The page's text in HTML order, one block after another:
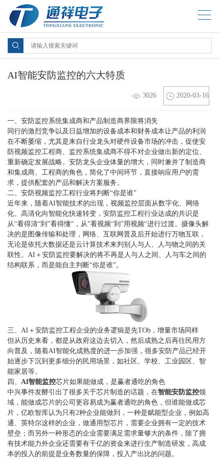
AI智能安防监控的六大特质
3026 2020-03-16
一、安防监控系统集成商和产品制造商界限将消失
同行的激烈竞争以及日益增加的设备成本和财务成本让产品的利润
在不断萎缩，尤其是来自行业龙头对硬件设备市场的冲击，促使安
防视频监控工程商、监控系统集成商不得不对企业做出新的定位、
重新确定发展战略。安防龙头企业体量的增大，同时兼并了制造商
和集成商、工程商的角色，简化了中间环节，直接响应用户的需
求，提供配套的产品和解决方案服务。
二、安防视频监控工程行业将判断“你是谁”
近年来，随着AI智能技术的出现，视频监控层面从数字化、网络
化、高清化向智能化快速转变，安防监控工程行业达成的共识是
从“看得清“到”看得懂“，从”看视频“到”用视频“进行过渡。摄像头解
决的是图像传输和处理，网络、互联网普及后开始进行万物互联，
无论是依托大数据还是云计算技术来判别人与人、人与物之间的关
联性。AI＋安防监控要解决的将不再是人与人之间、人与车之间的
结构联系，而是能自主判断“你是谁”。
三、AI＋安防监控工程企业的业务逻辑是先TOb，增量市场同样
但从历史来看，都是从政府这边去切入，然后成熟之后再往民用方
向普及，随着AI智能化成熟度的进一步加强，很多安防产品已经开
始逐步下沉到更多细分的民用场景，如社区、学校、工业园区、智
能家居等。
四、 AI智能监控芯片如果能做成，是赢者通吃的角色
中兴事件发酵引出了很多关于芯片制造的话题，在智能安防监控领
域，能做成芯片的公司更容易成为赢者通吃的角色，但谁能做成芯
片，亿欧智库认为只有2种企业能做到，一种是赋能型企业，例如高
通、英特尔这样的企业，做通用型芯片，需要企业拥有一定的技术
壁垒；而另外一种形态的企业需要满足需求量够大的条件，除了拥
有技术能力外企业还需要有千亿的资金来进行生产制造研发，高成
本的投入的前提是业务数量的保障，投入产出比的问题。